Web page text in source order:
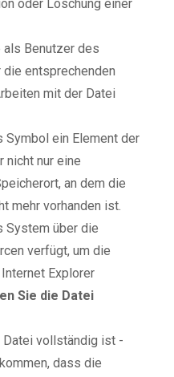
oder Löschung einer
als Benutzer des
entsprechenden
mit der Datei
Symbol ein Element der
nicht nur eine
an dem die
mehr vorhanden ist.
System über die
verfügt, um die
Explorer
Sie die Datei
Datei vollständig ist -
dass die